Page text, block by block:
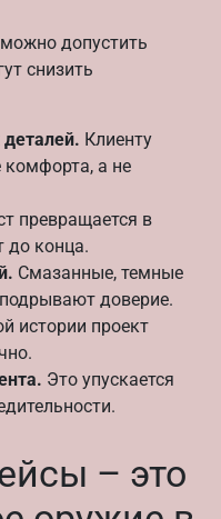
допустить
снизить
Клиенту
комфорта, а не
превращается в
до конца.
Смазанные, темные
доверие.
истории проект
Это упускается
– это